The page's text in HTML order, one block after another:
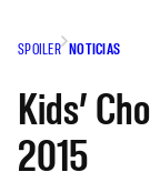
SPOILER NOTICIAS
Kids’
2015